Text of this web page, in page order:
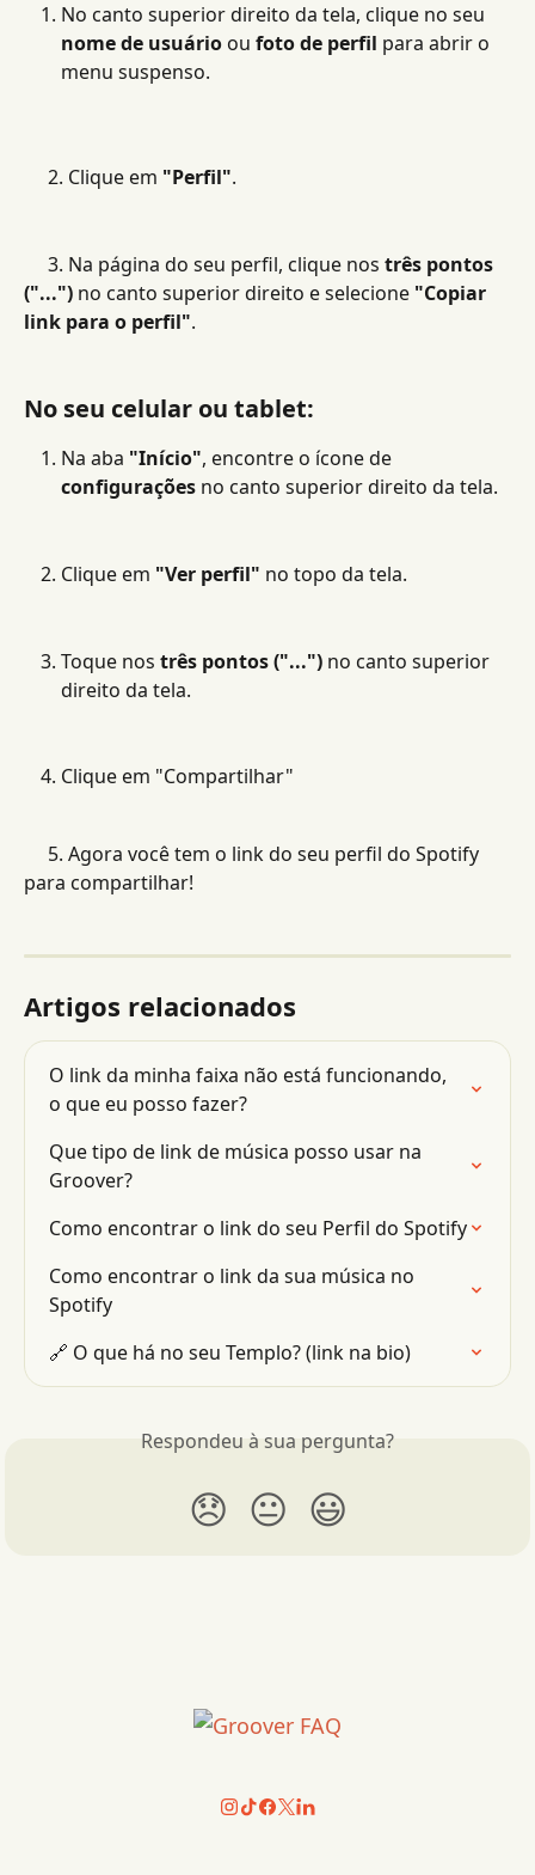
No canto superior direito da tela, clique no seu
nome de usuário ou foto de perfil para abrir o
menu suspenso.
     2. Clique em
"Perfil".
     3. Na página do seu perfil, clique nos
três pontos
("...") no canto superior direito e selecione "Copiar
link para o perfil".
No seu celular ou tablet:
Na aba "Início", encontre o ícone de
configurações no canto superior direito da tela.
Clique em "Ver perfil" no topo da tela.
Toque nos três pontos ("...") no canto superior
direito da tela.
Clique em "Compartilhar"
para compartilhar!
Artigos relacionados
O link da minha faixa não está funcionando,
o que eu posso fazer?
Que tipo de link de música posso usar na
Groover?
Como encontrar o link do seu Perfil do Spotify
Como encontrar o link da sua música no
Spotify
🔗 O que há no seu Templo? (link na bio)
Respondeu à sua pergunta?
😞 😐 😃